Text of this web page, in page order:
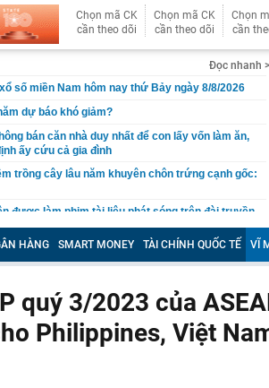
Chọn mã CK
cần theo dõi
Chọn mã CK
cần theo dõi
Chọn
cần
Đọc nhanh
số miền Nam hôm nay thứ Bảy ngày 8/8/2026
dự báo khó giảm?
bán căn nhà duy nhất để con lấy vốn làm ăn,
ấy cứu cả gia đình
trồng cây lâu năm khuyên chôn trứng cạnh gốc:
được làm phim tài liệu phát sóng trên đài truyền
top 1 hot search Naver
đĩa trong nhà, công an bắt Sùng Thị Dụ 47 tuổi
Văn Thắng: Xử lý đến cùng các vướng mắc,
đi vòng
8 tại MB, Sacombank, HDBank, Agribank,
HÀNG SMART MONEY TÀI CHÍNH QUỐC TẾ VĨ
quý 3/2023 của
Philippines, Việt